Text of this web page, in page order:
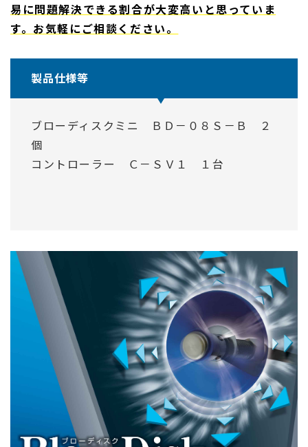
易に問題解決できる割合が大変高いと思っていま
す。お気軽にご相談ください。
製品仕様等
ブローディスクミニ ＢＤ－０８Ｓ－Ｂ ２
個
コントローラー Ｃ－ＳＶ１ １台